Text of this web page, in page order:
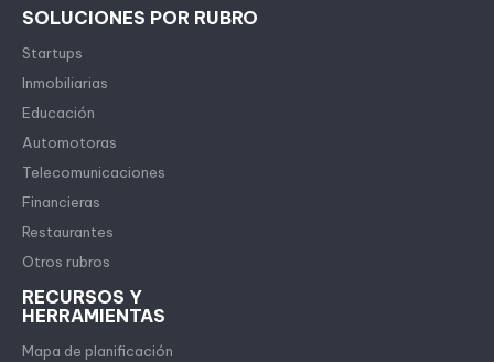
SOLUCIONES POR RUBRO
Startups
Inmobiliarias
Educación
Automotoras
Telecomunicaciones
Financieras
Restaurantes
Otros rubros
RECURSOS Y
HERRAMIENTAS
Mapa de planificación